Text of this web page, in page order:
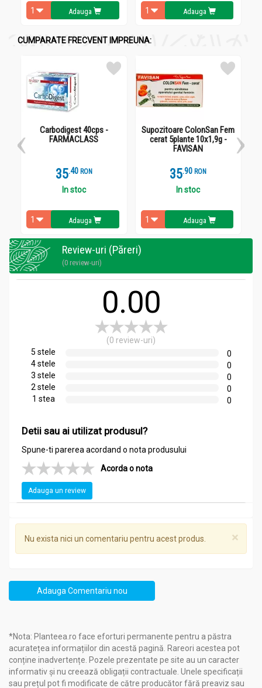
dimineata pe stomacul gol.
Adauga Adauga
CUMPARATE FRECVENT IMPREUNA:
Carbodigest 40cps -
FARMACLASS
35.4 RON
In stoc
Adauga
Supozitoare ColonSan Fem
cerat 5plante 10x1,9g -
FAVISAN
35.9 RON
In stoc
Adauga
Review-uri (Păreri)
(0 review-uri)
0.00
(0 review-uri)
5 stele
0
4 stele
0
3 stele
0
2 stele
0
1 stea
0
Detii sau ai utilizat produsul?
Spune-ti parerea acordand o nota produsului
Acorda o nota
Adauga un review
×
Nu exista nici un comentariu pentru acest produs.
Adauga Comentariu nou
*Nota: Planteea.ro face eforturi permanente pentru a păstra
acuratețea informațiilor din acestă pagină. Rareori acestea pot
conține inadvertențe. Pozele prezentate pe site au un caracter
informativ și nu creează obligații contractuale. Unele specificații
sau prețul pot fi modificate de către producător fără preaviz sau